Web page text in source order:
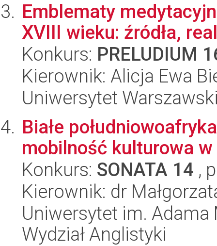
Emblematy
XVIII wieku: źródła,
Konkurs: PRELUDIUM
Kierownik: Alicja Ewa
Uniwersytet
Białe
mobilność kulturowa
Konkurs: SONATA 14 ,
Kierownik: dr
Uniwersytet im.
Wydział Anglistyki